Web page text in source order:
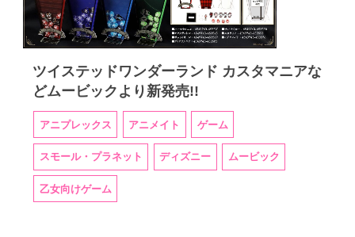
ツイステッドワンダーランド カスタマニアな
どムービックより新発売!!
アニプレックス アニメイト ゲーム
スモール・プラネット ディズニー ムービック
乙女向けゲーム